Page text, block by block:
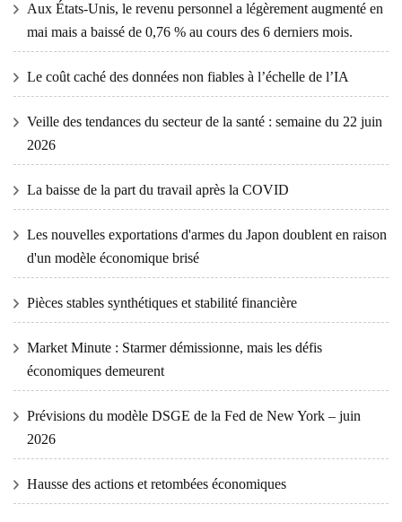
Aux États-Unis, le revenu personnel a légèrement augmenté en
mai mais a baissé de 0,76 % au cours des 6 derniers mois.
Le coût caché des données non fiables à l’échelle de l’IA
Veille des tendances du secteur de la santé : semaine du 22 juin
2026
La baisse de la part du travail après la COVID
Les nouvelles exportations d'armes du Japon doublent en raison
d'un modèle économique brisé
Pièces stables synthétiques et stabilité financière
Market Minute : Starmer démissionne, mais les défis
économiques demeurent
Prévisions du modèle DSGE de la Fed de New York – juin
2026
Hausse des actions et retombées économiques